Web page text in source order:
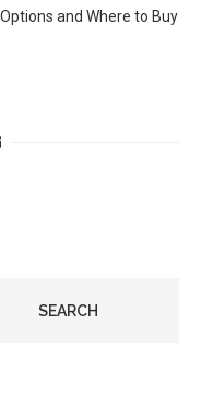
and Where to Buy
SEARCH